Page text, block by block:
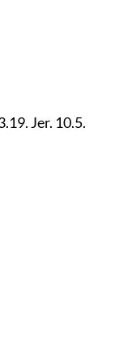
. Jer. 10.5.